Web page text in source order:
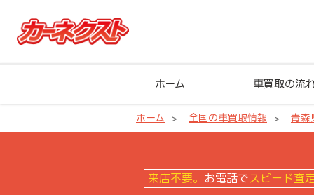
ホーム 車買取の流
ホーム 全国の車買取情報 青森
来店不要。 お電話で スピード査